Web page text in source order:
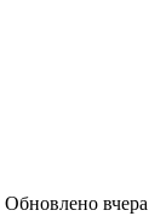
Обновлено вчера